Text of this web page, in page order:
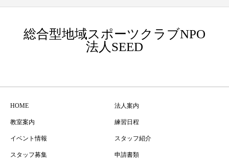
総合型地域スポーツクラブNPO
法人SEED
HOME 法人案内
教室案内 練習日程
イベント情報 スタッフ紹介
スタッフ募集 申請書類